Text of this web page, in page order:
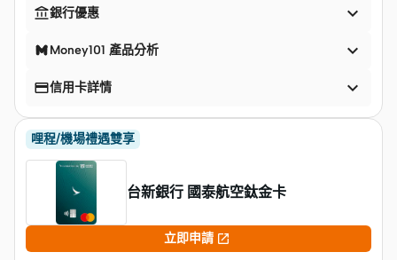
銀行優惠 
Money101 產品分析 
信用卡詳情 
哩程/機場禮遇雙享
台新銀行 國泰航空鈦金卡
立即申請 